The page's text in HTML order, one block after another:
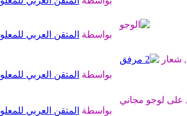
بواسطة المتقن العربي
بواسطة المتقن العربي
بواسطة المتقن العربي